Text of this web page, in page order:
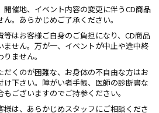
催地、イベント内容の変更に伴うCD商品
。あらかじめご了承ください。
はお客様ご自身のご負担になり、CD商品
ません。万が一、イベントが中止や途中終
ません。
くのが困難な、お身体の不自由な方はお
下さい。障がい者手帳、医師の診断書な
ございますのでご持参ください。
は、あらかじめスタッフにご相談くださ